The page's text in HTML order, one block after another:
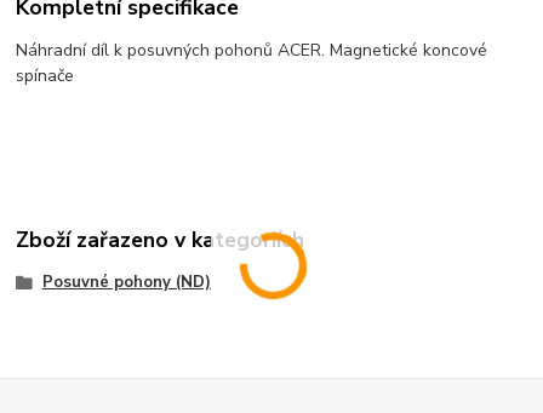
Kompletní specifikace
Náhradní díl k posuvných pohonů ACER. Magnetické koncové
spínače
Zboží zařazeno v kategoriích
Posuvné pohony (ND)